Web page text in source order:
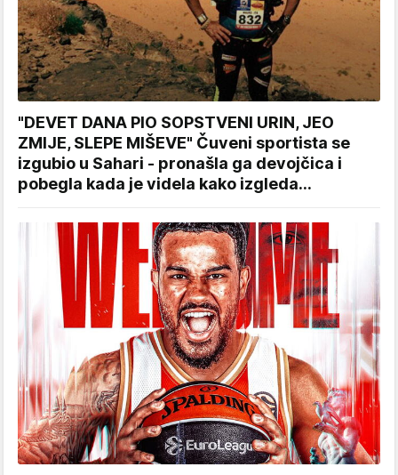
"DEVET DANA PIO SOPSTVENI URIN, JEO
ZMIJE, SLEPE MIŠEVE" Čuveni sportista se
izgubio u Sahari - pronašla ga devojčica i
pobegla kada je videla kako izgleda...